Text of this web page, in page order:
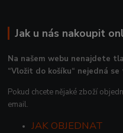
Jak u nás nakoupit
Na našem webu nenajdete
“Vložit do košíku“ nejedná
Pokud chcete nějaké zboží
email.
JAK OBJEDNAT